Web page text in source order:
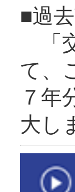
■過
「
て、
７年
大